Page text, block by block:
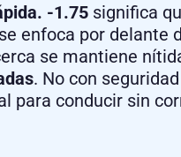
-1.75 significa
enfoca por delante
se mantiene
. No con
para conducir sin